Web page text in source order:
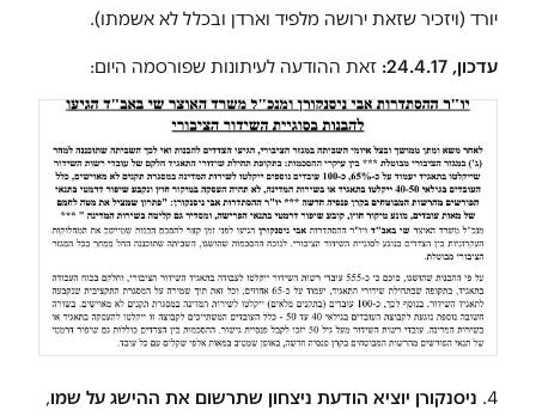
יורד (ויזכיר שזאת ירושה מלפיד וארדן ובכלל לא אשמתו).
עדכון, 24.4.17: זאת ההודעה לעיתונות שפורסמה היום:
4. ניסנקורן יוציא הודעת ניצחון שתרשום את ההישג על שמו,